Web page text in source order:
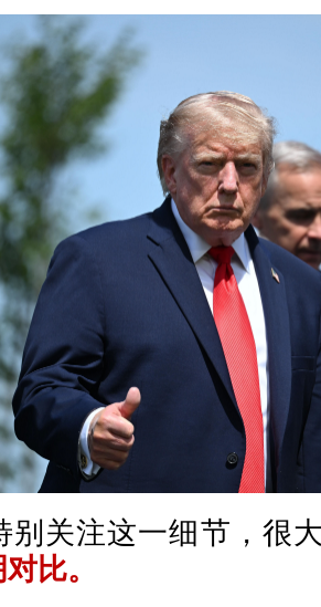
别关注这一细节，很
比。